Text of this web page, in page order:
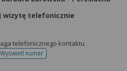
wizytę telefonicznie
telefonicznego kontaktu
Wyświetl numertelefonu do rejestracji
na przetwarzanie Twoich
celach. Jeżeli chcesz
to możesz tego dokonać